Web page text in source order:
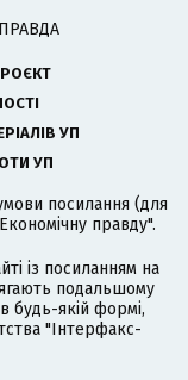
УП
УП
посилання (для
правду".
із посиланням на
подальшому
будь-якій формі,
"Інтерфакс-